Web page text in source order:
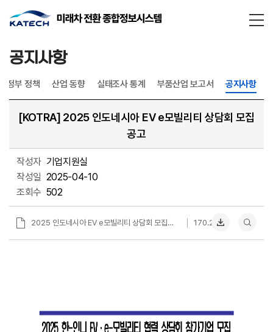
통합검색
닫기
공지사항
정부 정책 산업 동향 실태조사 통계 부품산업 보고서 공지사항
[KOTRA] 2025 인도네시아 EV e모빌리티 상담회 모집
공고
작성자 기업지원실
작성일 2025-04-10
조회수 502
2025 인도네시아 EV e모빌리티 상담회 모집공고.pdf 170.2KB